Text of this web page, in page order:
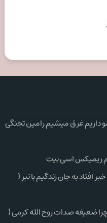
داریم غرق میشیم رامین تجنگی
ریمیکس اسی بیت
افتاد به جان زندگیم با تبر (
ضعیفه صدات روح الله کرمی (